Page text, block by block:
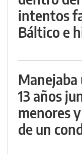
intentos
Báltico e
Manejaba
13 años
menores
de un